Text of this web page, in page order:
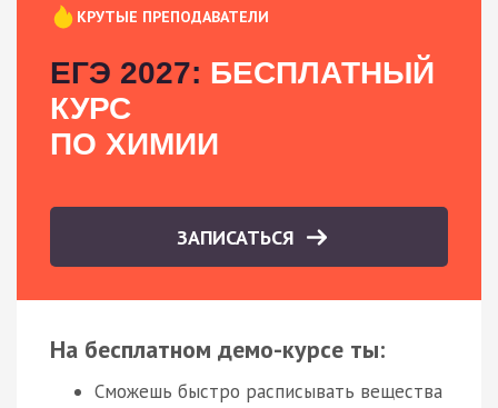
КРУТЫЕ ПРЕПОДАВАТЕЛИ
ЕГЭ 2027: БЕСПЛАТНЫЙ
КУРС
ПО ХИМИИ
ЗАПИСАТЬСЯ
На бесплатном демо-курсе ты:
Сможешь быстро расписывать вещества